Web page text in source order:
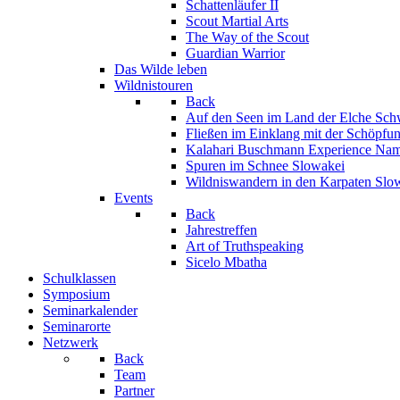
Schattenläufer II
Scout Martial Arts
The Way of the Scout
Guardian Warrior
Das Wilde leben
Wildnistouren
Back
Auf den Seen im Land der Elche
Fließen im Einklang mit der
Kalahari Buschmann Experience
Spuren im Schnee Slowakei
Wildniswandern in den Karpaten
Events
Back
Jahrestreffen
Art of Truthspeaking
Sicelo Mbatha
Schulklassen
Symposium
Seminarkalender
Seminarorte
Netzwerk
Back
Team
Partner